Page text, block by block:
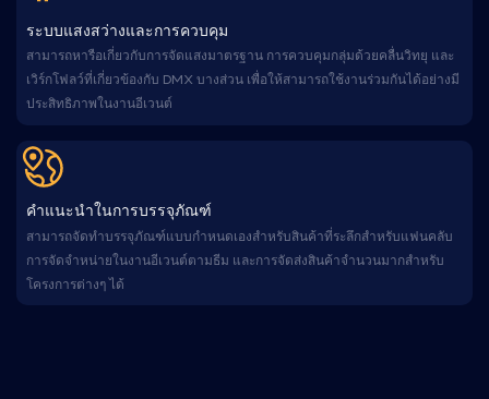
ระบบแสงสว่างและการควบคุม
สามารถหารือเกี่ยวกับการจัดแสงมาตรฐาน การควบคุมกลุ่มด้วยคลื่นวิทยุ และ
เวิร์กโฟลว์ที่เกี่ยวข้องกับ DMX บางส่วน เพื่อให้สามารถใช้งานร่วมกันได้อย่างมี
ประสิทธิภาพในงานอีเวนต์
คำแนะนำในการบรรจุภัณฑ์
สามารถจัดทำบรรจุภัณฑ์แบบกำหนดเองสำหรับสินค้าที่ระลึกสำหรับแฟนคลับ
การจัดจำหน่ายในงานอีเวนต์ตามธีม และการจัดส่งสินค้าจำนวนมากสำหรับ
โครงการต่างๆ ได้